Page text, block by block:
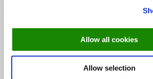
Allow all cookies
Allow selection
Planen er herudover at bringe 56°s
søndagsfrokost-koncept “Smag på